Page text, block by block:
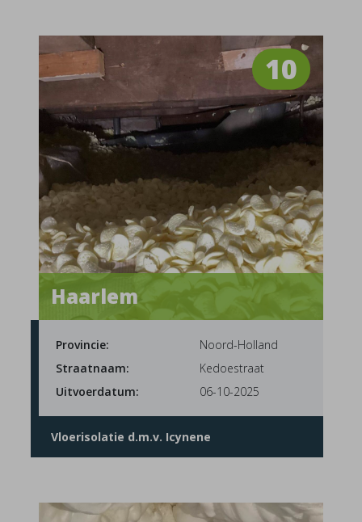
10
Haarlem
Provincie:
Noord-Holland
Straatnaam:
Kedoestraat
Uitvoerdatum:
06-10-2025
Vloerisolatie d.m.v. Icynene